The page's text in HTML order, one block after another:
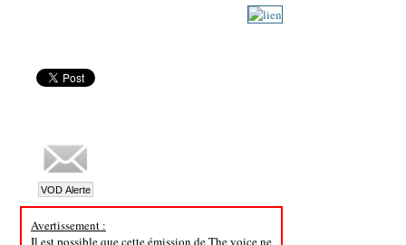
Avertissement :
Il est possible que cette émission de The voice ne